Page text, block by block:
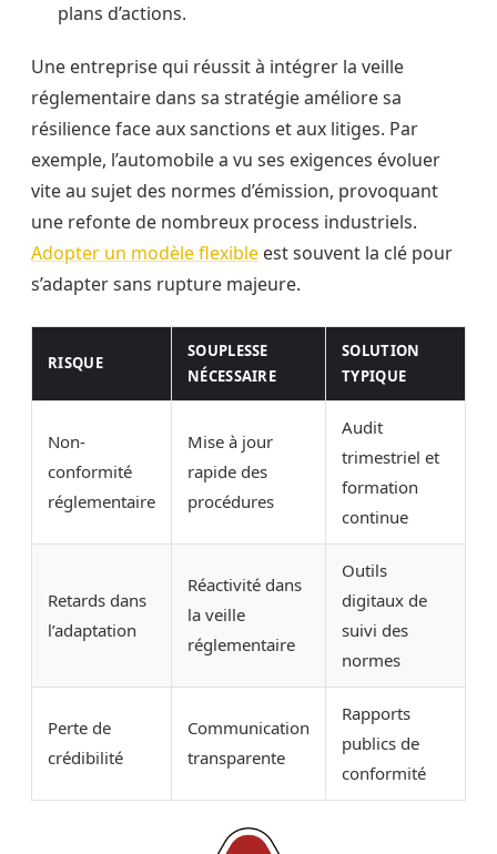
plans d’actions.
Une entreprise qui réussit à intégrer la veille
réglementaire dans sa stratégie améliore sa
résilience face aux sanctions et aux litiges. Par
exemple, l’automobile a vu ses exigences évoluer
vite au sujet des normes d’émission, provoquant
une refonte de nombreux process industriels.
Adopter un modèle flexible est souvent la clé pour
s’adapter sans rupture majeure.
RISQUE
SOUPLESSE
NÉCESSAIRE
SOLUTION
TYPIQUE
Non-
conformité
réglementaire
Mise à jour
rapide des
procédures
Audit
trimestriel et
formation
continue
Retards dans
l’adaptation
Réactivité dans
la veille
réglementaire
Outils
digitaux de
suivi des
normes
Perte de
crédibilité
Communication
transparente
Rapports
publics de
conformité